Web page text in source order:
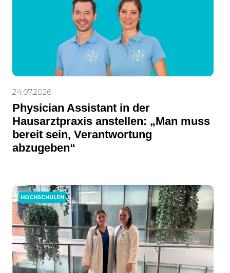
24.07.2026
Physician Assistant in der
Hausarztpraxis anstellen: „Man muss
bereit sein, Verantwortung
abzugeben“
HOCHSCHULEN